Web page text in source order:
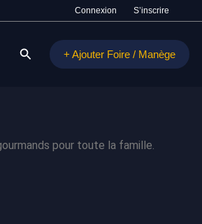
Connexion S’inscrire
Rechercher+ Ajouter Foire / Manège
pour toute la famille.